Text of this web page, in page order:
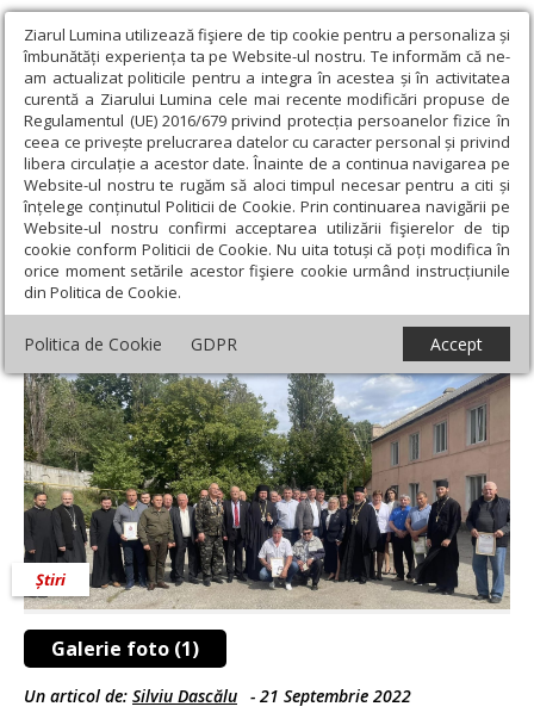
Ziarul Lumina utilizează fişiere de tip cookie pentru a personaliza și
îmbunătăți experiența ta pe Website-ul nostru. Te informăm că ne-
am actualizat politicile pentru a integra în acestea și în activitatea
curentă a Ziarului Lumina cele mai recente modificări propuse de
Regulamentul (UE) 2016/679 privind protecția persoanelor fizice în
ceea ce privește prelucrarea datelor cu caracter personal și privind
libera circulație a acestor date. Înainte de a continua navigarea pe
Website-ul nostru te rugăm să aloci timpul necesar pentru a citi și
înțelege conținutul Politicii de Cookie. Prin continuarea navigării pe
Website-ul nostru confirmi acceptarea utilizării fişierelor de tip
cookie conform Politicii de Cookie. Nu uita totuși că poți modifica în
orice moment setările acestor fişiere cookie urmând instrucțiunile
din Politica de Cookie.
Politica de Cookie GDPR Accept
Ziarul Lumina › Actualitate religioasă › Știri › Binecuvântare
arhierească pentru constructorii de mașini din Căușeni
Binecuvântare arhierească pentru
constructorii de mașini din Căușeni
Galerie foto (1)
Știri
Un articol de: Silviu Dascălu - 21 Septembrie 2022